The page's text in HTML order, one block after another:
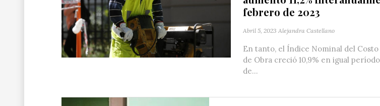
febrero de 2023
Abril 5, 2023 Alejandra Castellano
En tanto, el Índice Nominal del
de Obra creció 10,9% en igual
de...